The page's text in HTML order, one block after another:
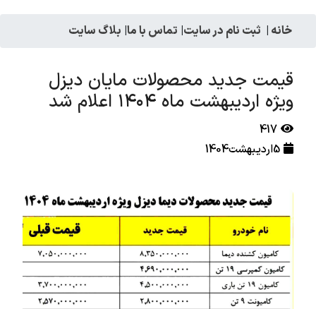
خانه | ثبت نام در سایت| تماس با ما| بلاگ سایت
قیمت جدید محصولات مایان دیزل
ویژه اردیبهشت ماه ۱۴۰۴ اعلام شد
417
5اردیبهشت1404